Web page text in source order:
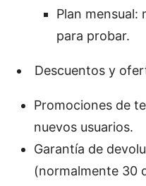
Plan mensual:
para probar.
Descuentos y
Promociones de
nuevos usuarios.
Garantía de
(normalmente 30